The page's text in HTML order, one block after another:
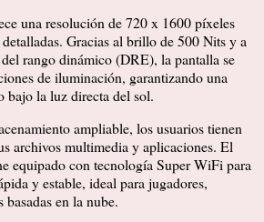
una resolución de 720 x 1600 píxeles
Gracias al brillo de 500 Nits y a
rango dinámico (DRE), la pantalla se
de iluminación, garantizando una
la luz directa del sol.
ampliable, los usuarios tienen
archivos multimedia y aplicaciones. El
equipado con tecnología Super WiFi para
y estable, ideal para jugadores,
en la nube.